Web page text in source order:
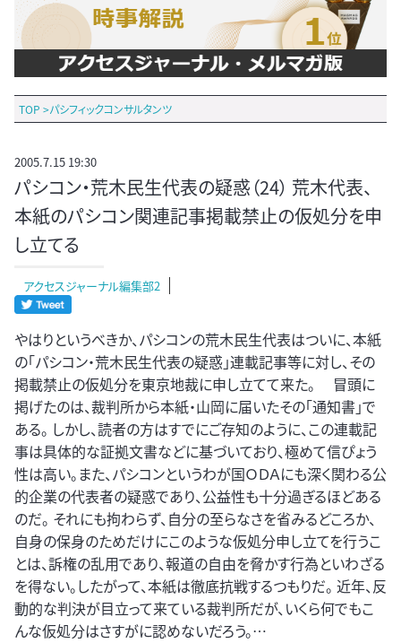
TOP >パシフィックコンサルタンツ
2005.7.15 19:30
パシコン・荒木民生代表の疑惑（24） 荒木代表、
本紙のパシコン関連記事掲載禁止の仮処分を申
し立てる
アクセスジャーナル編集部2
やはりというべきか、パシコンの荒木民生代表はついに、本紙
の「パシコン・荒木民生代表の疑惑」連載記事等に対し、その
掲載禁止の仮処分を東京地裁に申し立てて来た。 冒頭に
掲げたのは、裁判所から本紙・山岡に届いたその「通知書」で
ある。 しかし、読者の方はすでにご存知のように、この連載記
事は具体的な証拠文書などに基づいており、極めて信ぴょう
性は高い。また、パシコンというわが国ＯＤＡにも深く関わる公
的企業の代表者の疑惑であり、公益性も十分過ぎるほどある
のだ。 それにも拘わらず、自分の至らなさを省みるどころか、
自身の保身のためだけにこのような仮処分申し立てを行うこ
とは、訴権の乱用であり、報道の自由を脅かす行為といわざる
を得ない。したがって、本紙は徹底抗戦するつもりだ。 近年、反
動的な判決が目立って来ている裁判所だが、いくら何でもこ
んな仮処分はさすがに認めないだろう。…